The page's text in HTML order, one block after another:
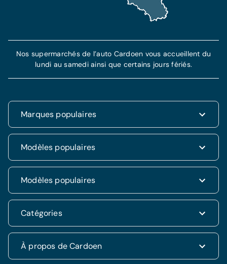
Marques populaires
Renault
Dacia
Volkswagen
Hyundai
Kia
Mercedes
Opel
Seat
Modèles populaires
Renault Clio
Fiat 500
Hyundai Tucson
Kia Rio
Nissan Qashqai
Mercedes CLA
Modèles populaires
Hyundai i20
Jeep Renegade
Volkswagen Golf VII
Alfa Romeo Giulietta
Catégories
SUV & 4x4
Nos supermarchés de l’auto Cardoen vous accueillent du
lundi au samedi ainsi que certains jours fériés.
À propos de Cardoen